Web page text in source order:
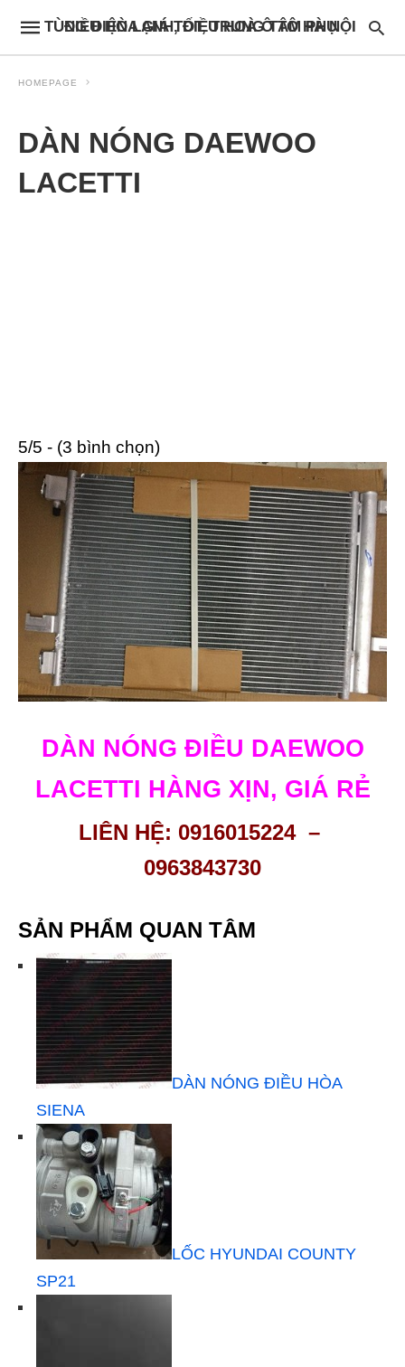
ĐIỀU HÒA GIÁ TỐT, TRUNG TÂM PHỤ TÙNG ĐIỆN LẠNH, ĐIỀU HOÀ Ô TÔ HÀ NỘI
HOMEPAGE
DÀN NÓNG DAEWOO
LACETTI
5/5 - (3 bình chọn)
DÀN NÓNG ĐIỀU DAEWOO
LACETTI HÀNG XỊN, GIÁ RẺ
LIÊN HỆ: 0916015224 –
0963843730
SẢN PHẨM QUAN TÂM
DÀN NÓNG ĐIỀU HÒA
SIENA
LỐC HYUNDAI COUNTY
SP21